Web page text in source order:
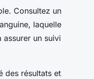
Consultez un
laquelle
un suivi
des résultats et